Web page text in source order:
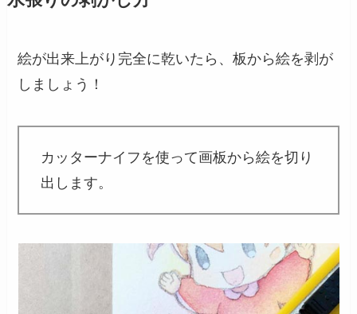
絵が出来上がり完全に乾いたら、板から絵を剥が
しましょう！
カッターナイフを使って画板から絵を切り
出します。